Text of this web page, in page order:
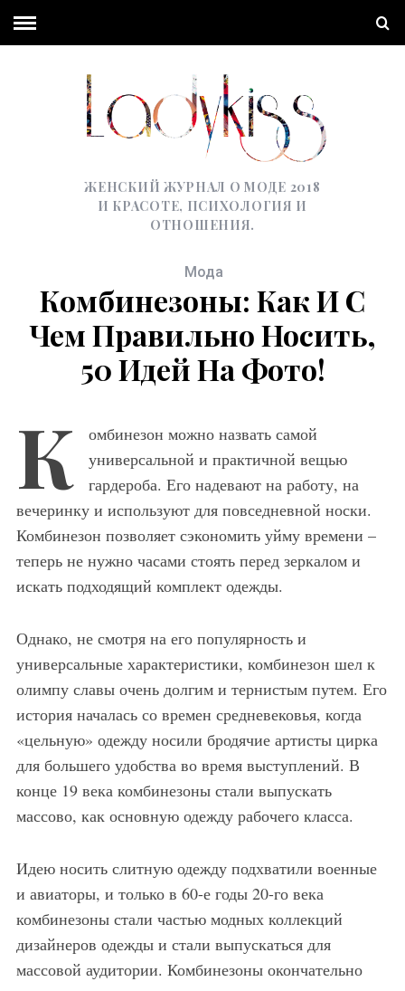
ЖЕНСКИЙ ЖУРНАЛ О МОДЕ 2018
И КРАСОТЕ, ПСИХОЛОГИЯ И
ОТНОШЕНИЯ.
Мода
Комбинезоны: Как И С
Чем Правильно Носить,
50 Идей На Фото!
К
омбинезон можно назвать самой
универсальной и практичной вещью
гардероба. Его надевают на работу, на
вечеринку и используют для повседневной носки.
Комбинезон позволяет сэкономить уйму времени –
теперь не нужно часами стоять перед зеркалом и
искать подходящий комплект одежды.
Однако, не смотря на его популярность и
универсальные характеристики, комбинезон шел к
олимпу славы очень долгим и тернистым путем. Его
история началась со времен средневековья, когда
«цельную» одежду носили бродячие артисты цирка
для большего удобства во время выступлений. В
конце 19 века комбинезоны стали выпускать
массово, как основную одежду рабочего класса.
Идею носить слитную одежду подхватили военные
и авиаторы, и только в 60-е годы 20-го века
комбинезоны стали частью модных коллекций
дизайнеров одежды и стали выпускаться для
массовой аудитории. Комбинезоны окончательно